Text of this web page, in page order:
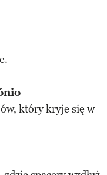
który kryje się w